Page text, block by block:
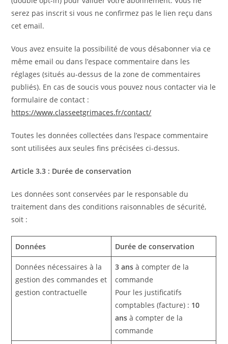
serez pas inscrit si vous ne confirmez pas le lien reçu dans
cet email.
Vous avez ensuite la possibilité de vous désabonner via ce
même email ou dans l’espace commentaire dans les
réglages (situés au-dessus de la zone de commentaires
publiés). En cas de soucis vous pouvez nous contacter via le
formulaire de contact :
https://www.classeetgrimaces.fr/contact/
Toutes les données collectées dans l’espace commentaire
sont utilisées aux seules fins précisées ci-dessus.
Article 3.3 : Durée de conservation
Les données sont conservées par le responsable du
traitement dans des conditions raisonnables de sécurité,
soit :
Données Durée de conservation
Données nécessaires à la
gestion des commandes et
gestion contractuelle
3 ans à compter de la
commande
Pour les justificatifs
comptables (facture) : 10
ans à compter de la
commande